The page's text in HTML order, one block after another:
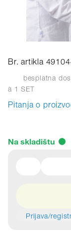
Br. artikla
besplatna
à 1 SET
Pitanja o
Na skladištu
Prijava/